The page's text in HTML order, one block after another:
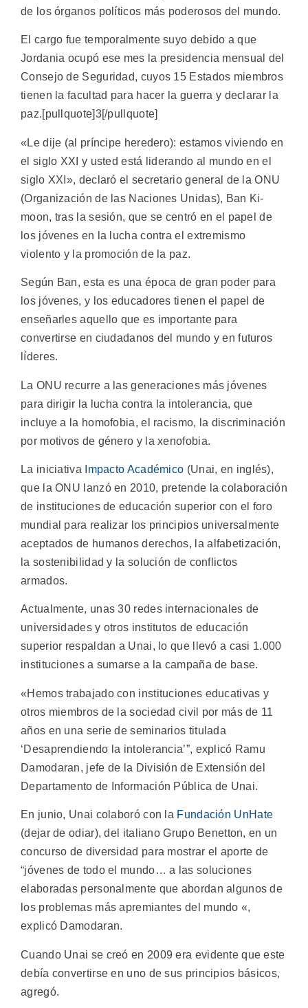
de los órganos políticos más poderosos del mundo.
El cargo fue temporalmente suyo debido a que
Jordania ocupó ese mes la presidencia mensual del
Consejo de Seguridad, cuyos 15 Estados miembros
tienen la facultad para hacer la guerra y declarar la
paz.[pullquote]3[/pullquote]
«Le dije (al príncipe heredero): estamos viviendo en
el siglo XXI y usted está liderando al mundo en el
siglo XXI», declaró el secretario general de la ONU
(Organización de las Naciones Unidas), Ban Ki-
moon, tras la sesión, que se centró en el papel de
los jóvenes en la lucha contra el extremismo
violento y la promoción de la paz.
Según Ban, esta es una época de gran poder para
los jóvenes, y los educadores tienen el papel de
enseñarles aquello que es importante para
convertirse en ciudadanos del mundo y en futuros
líderes.
La ONU recurre a las generaciones más jóvenes
para dirigir la lucha contra la intolerancia, que
incluye a la homofobia, el racismo, la discriminación
por motivos de género y la xenofobia.
La iniciativa Impacto Académico (Unai, en inglés),
que la ONU lanzó en 2010, pretende la colaboración
de instituciones de educación superior con el foro
mundial para realizar los principios universalmente
aceptados de humanos derechos, la alfabetización,
la sostenibilidad y la solución de conflictos
armados.
Actualmente, unas 30 redes internacionales de
universidades y otros institutos de educación
superior respaldan a Unai, lo que llevó a casi 1.000
instituciones a sumarse a la campaña de base.
«Hemos trabajado con instituciones educativas y
otros miembros de la sociedad civil por más de 11
años en una serie de seminarios titulada
‘Desaprendiendo la intolerancia’”, explicó Ramu
Damodaran, jefe de la División de Extensión del
Departamento de Información Pública de Unai.
En junio, Unai colaboró ​​con la Fundación UnHate
(dejar de odiar), del italiano Grupo Benetton, en un
concurso de diversidad para mostrar el aporte de
“jóvenes de todo el mundo… a las soluciones
elaboradas personalmente que abordan algunos de
los problemas más apremiantes del mundo «,
explicó Damodaran.
Cuando Unai se creó en 2009 era evidente que este
debía convertirse en uno de sus principios básicos,
agregó.